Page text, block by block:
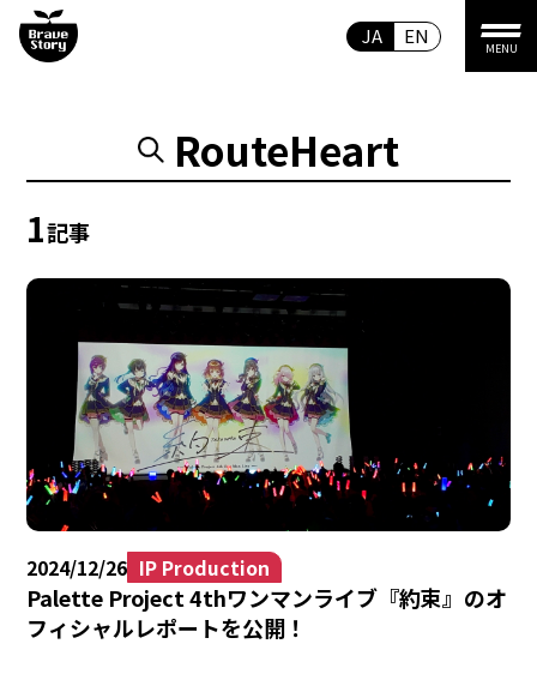
EN
JA
MENU
RouteHeart
1記事
2024/12/26 IP Production
Palette Project 4thワンマンライブ『約束』のオ
フィシャルレポートを公開！